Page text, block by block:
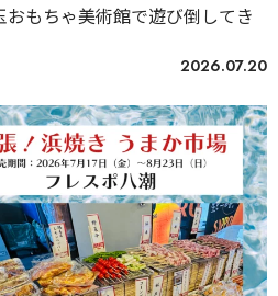
もちゃ美術館で遊び倒してき
2026.07.20